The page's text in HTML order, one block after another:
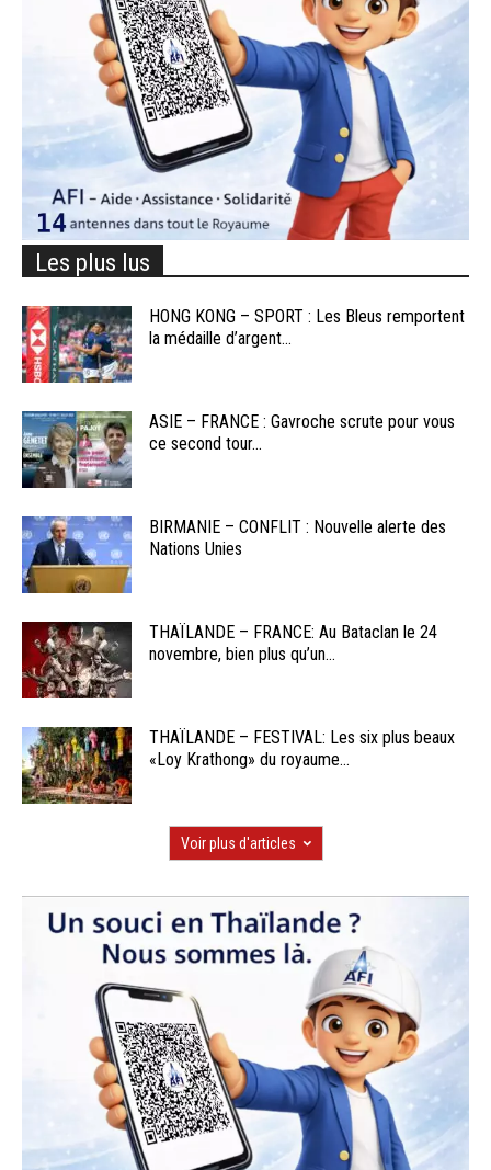
Les plus lus
HONG KONG – SPORT : Les Bleus remportent
la médaille d’argent...
ASIE – FRANCE : Gavroche scrute pour vous
ce second tour...
BIRMANIE – CONFLIT : Nouvelle alerte des
Nations Unies
THAÏLANDE – FRANCE: Au Bataclan le 24
novembre, bien plus qu’un...
THAÏLANDE – FESTIVAL: Les six plus beaux
«Loy Krathong» du royaume...
Voir plus d'articles